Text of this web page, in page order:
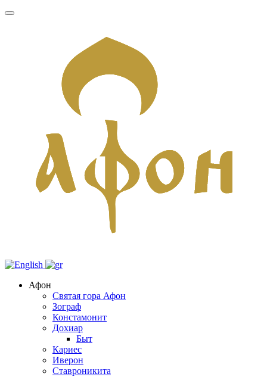
Афон
Святая гора Афон
Зограф
Констамонит
Дохиар
Быт
Кариес
Иверон
Ставроникита